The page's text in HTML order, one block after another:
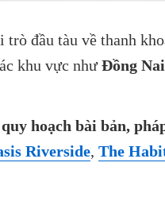
đầu tàu về thanh
khu vực nhưĐồng
hoạch bài bản,
Riverside, The